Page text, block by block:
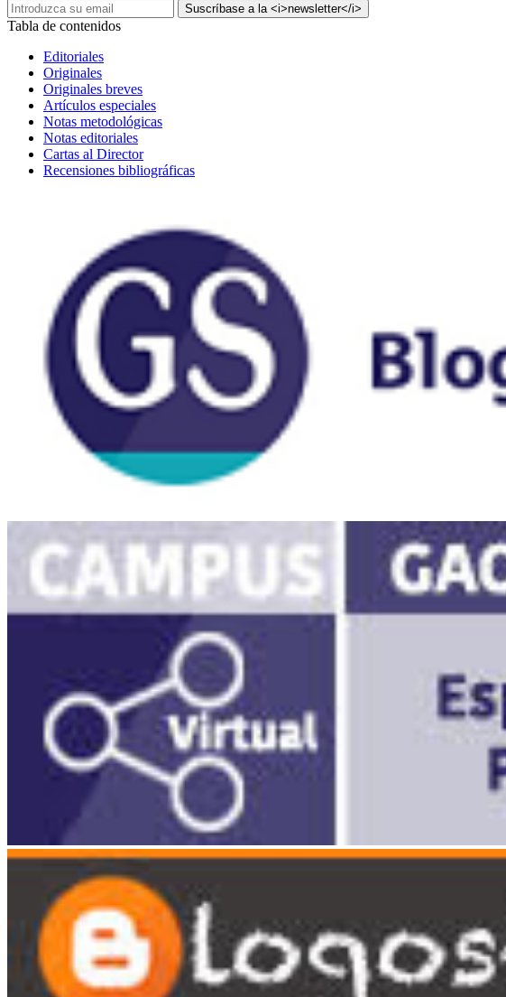
Tabla de contenidos
Editoriales
Originales
Originales breves
Artículos especiales
Notas metodológicas
Notas editoriales
Cartas al Director
Recensiones bibliográficas